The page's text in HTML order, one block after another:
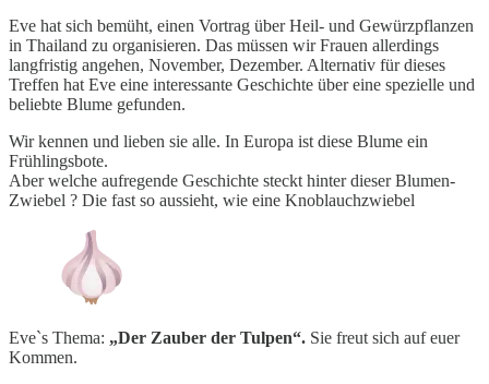
Eve hat sich bemüht, einen Vortrag über Heil- und Gewürzpflanzen
in Thailand zu organisieren. Das müssen wir Frauen allerdings
langfristig angehen, November, Dezember. Alternativ für dieses
Treffen hat Eve eine interessante Geschichte über eine spezielle und
beliebte Blume gefunden.
Wir kennen und lieben sie alle. In Europa ist diese Blume ein
Frühlingsbote.
Aber welche aufregende Geschichte steckt hinter dieser Blumen-
Zwiebel ? Die fast so aussieht, wie eine Knoblauchzwiebel
Eve`s Thema: „Der Zauber der Tulpen“. Sie freut sich auf euer
Kommen.